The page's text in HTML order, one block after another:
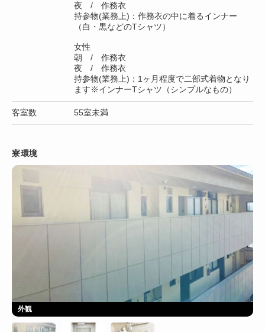
夜 / 作務衣
持参物(業務上)：作務衣の中に着るインナー
（白・黒などのTシャツ）
女性
朝 / 作務衣
夜 / 作務衣
持参物(業務上)：1ヶ月程度で二部式着物となり
ます※インナーTシャツ（シンプルなもの）
客室数 55室未満
寮環境
外観